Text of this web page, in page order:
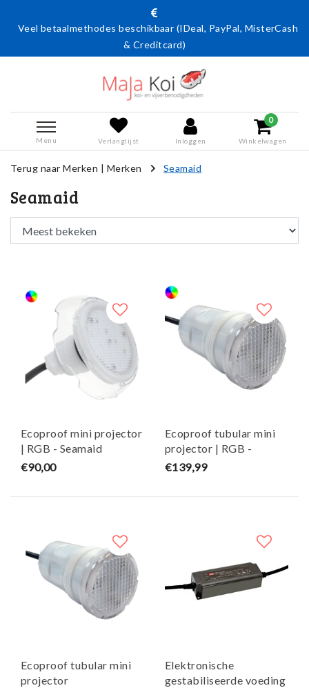
Veel betaalmethodes beschikbaar (IDeal, PayPal, MisterCash
& Creditcard)
Menu Verlanglijst Inloggen
0
Winkelwagen
Terug naar Merken | Merken Seamaid
Seamaid
Ecoproof mini projector
| RGB - Seamaid
€90,00
Ecoproof tubular mini
projector | RGB -
Seamaid
€139,99
Ecoproof tubular mini
projector
Elektronische
gestabiliseerde voeding